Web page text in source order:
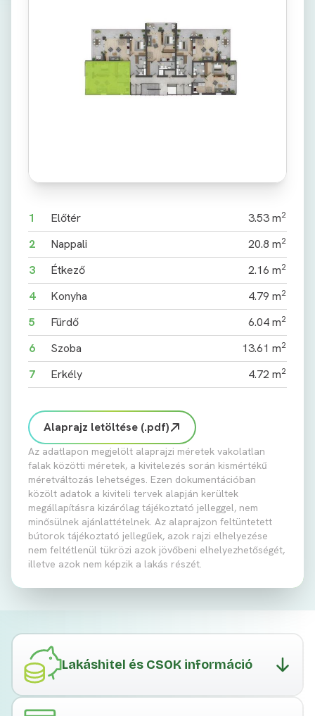
1 Előtér 3.53 m2
2 Nappali 20.8 m2
3 Étkező 2.16 m2
4 Konyha 4.79 m2
5 Fürdő 6.04 m2
6 Szoba 13.61 m2
7 Erkély 4.72 m2
Alaprajz letöltése (.pdf)
Az adatlapon megjelölt alaprajzi méretek vakolatlan
falak közötti méretek, a kivitelezés során kismértékű
méretváltozás lehetséges. Ezen dokumentációban
közölt adatok a kiviteli tervek alapján kerültek
megállapításra kizárólag tájékoztató jelleggel, nem
minősülnek ajánlattételnek. Az alaprajzon feltüntetett
bútorok tájékoztató jellegűek, azok rajzi elhelyezése
nem feltétlenül tükrözi azok jövőbeni elhelyezhetőségét,
illetve azok nem képzik a lakás részét.
Lakáshitel és CSOK információ